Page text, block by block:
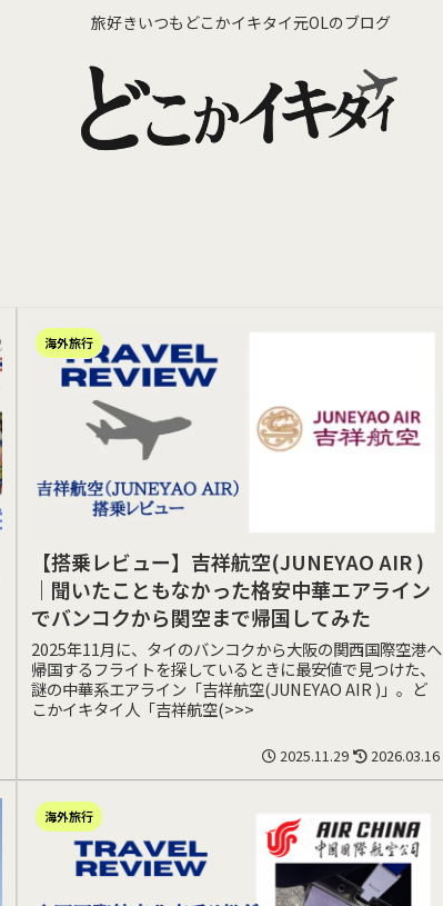
旅好きいつもどこかイキタイ元OLのブログ
海外旅行
【搭乗レビュー】吉祥航空(JUNEYAO AIR )
｜聞いたこともなかった格安中華エアライン
でバンコクから関空まで帰国してみた
2025年11月に、タイのバンコクから大阪の関西国際空港へ
帰国するフライトを探しているときに最安値で見つけた、
謎の中華系エアライン「吉祥航空(JUNEYAO AIR )」。ど
こかイキタイ人「吉祥航空(>>>
2025.11.29 2026.03.16
海外旅行